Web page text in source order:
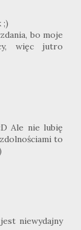
;)
bo moje
więc jutro
Ale nie lubię
to
niewydajny